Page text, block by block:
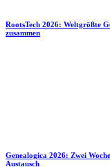
RootsTech 2026: Weltgrößte
zusammen
Genealogica 2026: Zwei
Austausch